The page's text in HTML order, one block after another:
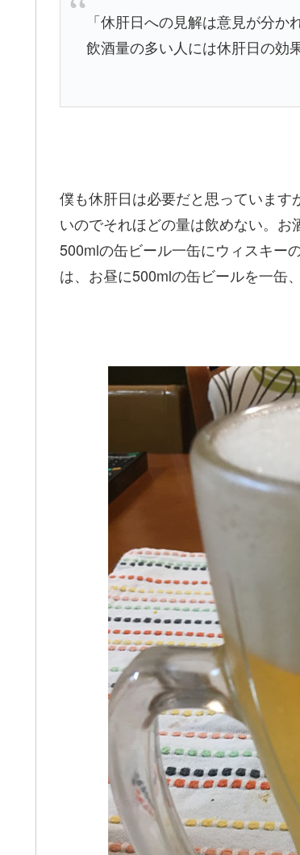
「休肝日への見解は意見が分か
飲酒量の多い人には休肝日の効
僕も休肝日は必要だと思っていま
いのでそれほどの量は飲めない。
500mlの缶ビール一缶にウィスキー
は、お昼に500mlの缶ビールを一缶